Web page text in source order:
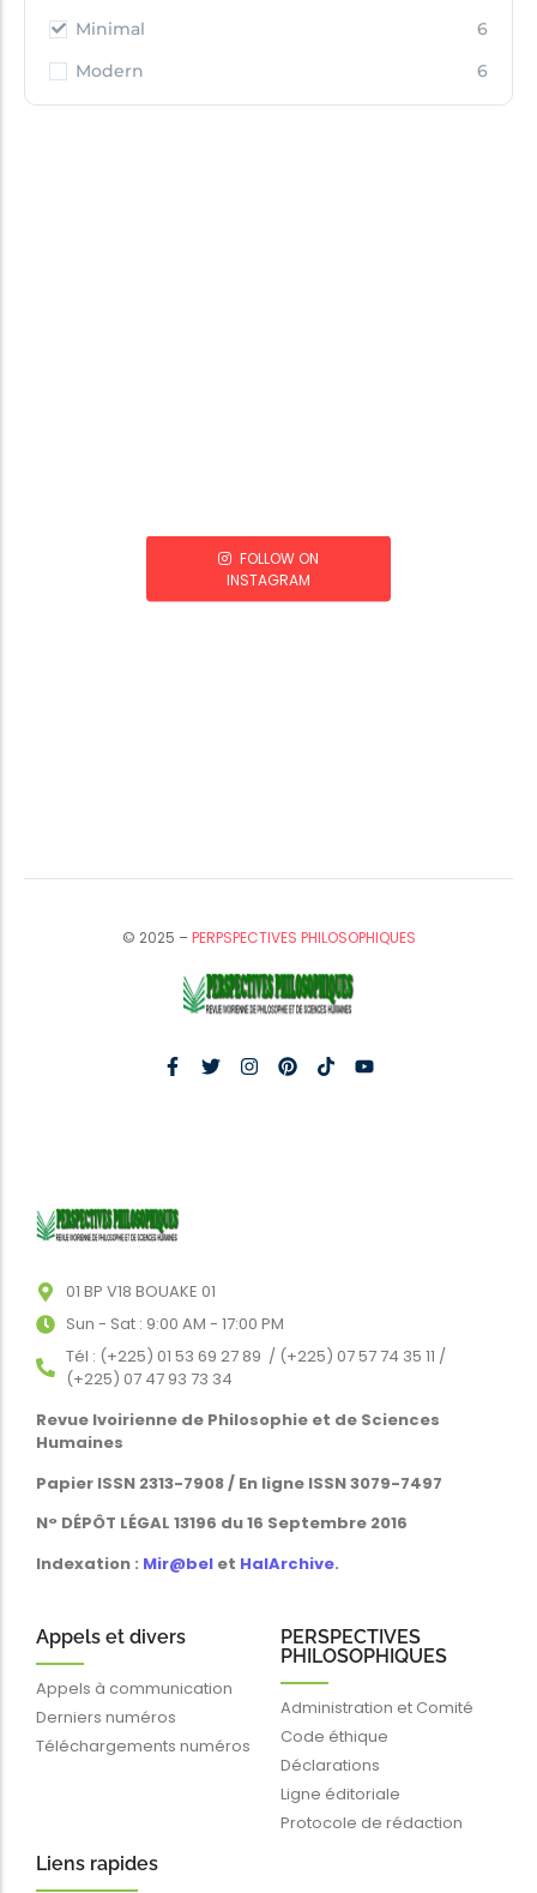
Minimal
6
Modern
6
FOLLOW ON
INSTAGRAM
© 2025 –PERPSPECTIVES PHILOSOPHIQUES
01 BP V18 BOUAKE 01
Sun - Sat : 9:00 AM - 17:00 PM
Tél : (+225) 01 53 69 27 89 / (+225) 07 57 74 35 11 /
(+225) 07 47 93 73 34
Revue Ivoirienne de Philosophie et de Sciences
Humaines
Papier ISSN 2313-7908 / En ligne ISSN 3079-7497
N° DÉPÔT LÉGAL 13196 du 16 Septembre 2016
Indexation : Mir@bel et HalArchive.
Appels et divers
Appels à communication
Derniers numéros
Téléchargements numéros
PERSPECTIVES
PHILOSOPHIQUES
Administration et Comité
Code éthique
Déclarations
Ligne éditoriale
Protocole de rédaction
Liens rapides